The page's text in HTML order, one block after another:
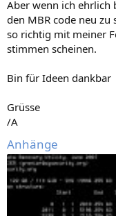
Aber wenn ich ehrlich
den MBR code neu zu
so richtig mit meiner
stimmen scheinen.
Bin für Ideen dankbar
Grüsse
/A
Anhänge